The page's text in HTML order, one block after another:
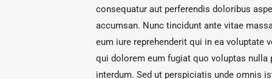
consequatur aut perferendis doloribus
accumsan. Nunc tincidunt ante vitae
eum iure reprehenderit qui in ea voluptate
qui dolorem eum fugiat quo voluptas nulla
interdum. Sed ut perspiciatis unde omnis